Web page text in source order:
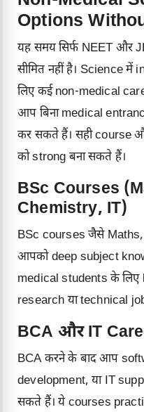
Options
यह समय सिर्फ NEET और
सीमित नहीं है। Science
लिए कई non-medical
आप बिना medical
कर सकते हैं। सही course
को strong बना सकते हैं।
BSc Courses
Chemistry, IT)
BSc courses जैसे
आपको deep subject
medical students के
research या technical
BCA और IT
BCA करने के बाद आप
development, या IT
सकते हैं। ये courses